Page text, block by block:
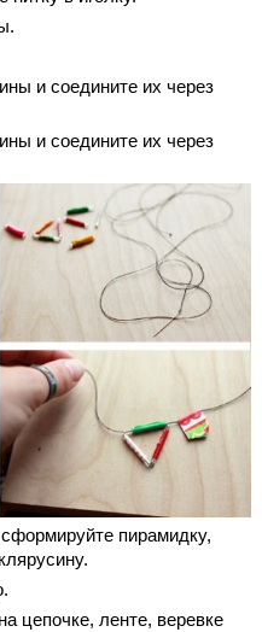
и соедините их через
и соедините их через
пирамидку,
цепочке, ленте, веревке